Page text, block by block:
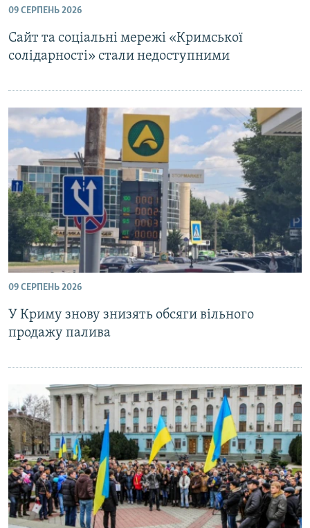
ВІДЕОУРОКИ «ELIFBE»
СВІДЧЕННЯ ОКУПАЦІЇ
УКРАЇНСЬКА ПРОБЛЕМА КРИМУ
ІНФОГРАФІКА
Qırımtatar
Усі сайти RFE/RL
09 СЕРПЕНЬ 2026
Сайт та соціальні мережі «Кримської
солідарності» стали недоступними
09 СЕРПЕНЬ 2026
У Криму знову знизять обсяги вільного
продажу палива